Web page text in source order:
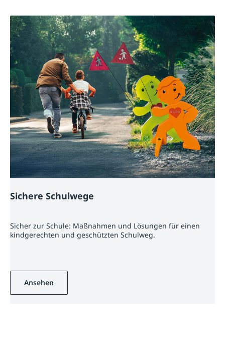
Sichere Schulwege
Sicher zur Schule: Maßnahmen und Lösungen für einen
kindgerechten und geschützten Schulweg.
Ansehen